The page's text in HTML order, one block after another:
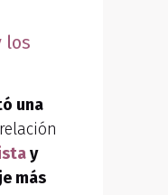
los
una
y
más